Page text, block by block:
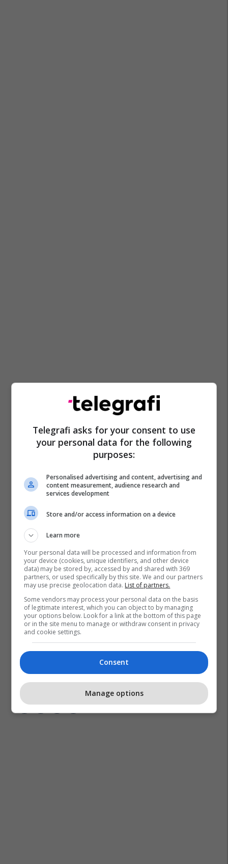
Franca Korsika Emmanuel Macron
Telegrafi asks for your consent to use
your personal data for the following
purposes:
Personalised advertising and content, advertising and
content measurement, audience research and
services development
Store and/or access information on a device
Learn more
Your personal data will be processed and information from
your device (cookies, unique identifiers, and other device
data) may be stored by, accessed by and shared with 369
partners, or used specifically by this site. We and our partners
may use precise geolocation data. List of partners.
Some vendors may process your personal data on the basis
of legitimate interest, which you can object to by managing
your options below. Look for a link at the bottom of this page
or in the site menu to manage or withdraw consent in privacy
and cookie settings.
Consent
Manage options